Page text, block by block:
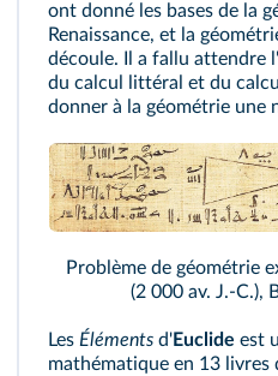
ont donné les bases de la
Renaissance, et la
découle. Il a fallu attendre
du calcul littéral et du
donner à la géométrie une
Problème de géométrie
(2 000 av. J.-C.),
Les Éléments d'Euclide est
mathématique en 13 livres